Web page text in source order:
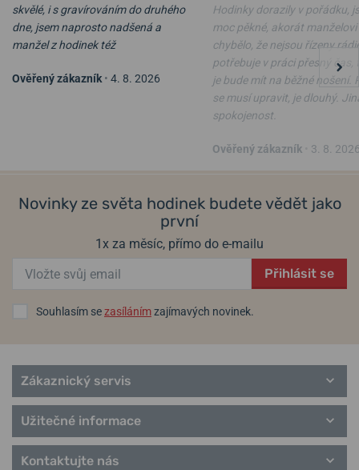
skvělé, i s gravírováním do druhého
dne, jsem naprosto nadšená a
manžel z hodinek též
Ověřený zákazník • 4. 8. 2026
Hodinky dorazily v pořádku,
moc pěkné, akorát manželovi
chybělo, že nejsou řízeny
potřebuje v práci přesný čas,
je bude mít na běžné nošení.
se musí upravit, je dlouhý.
spokojenost.
Ověřený zákazník 3. 8.
Novinky ze světa hodinek budete vědět jako
první
1x za měsíc, přímo do e-mailu
Přihlásit se
Souhlasím sezasílánímzajímavých novinek.
Zákaznický servis
Užitečné informace
Kontaktujte nás